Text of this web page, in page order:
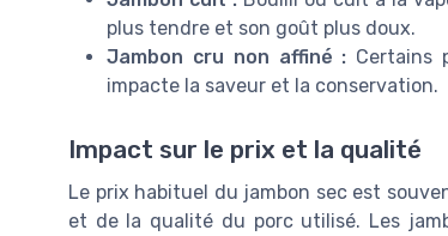
plus tendre et son goût plus doux.
Jambon cru non affiné : Certains
impacte la saveur et la conservation.
Impact sur le prix et la qualité
Le prix habituel du jambon sec est
et de la qualité du porc utilisé. Les